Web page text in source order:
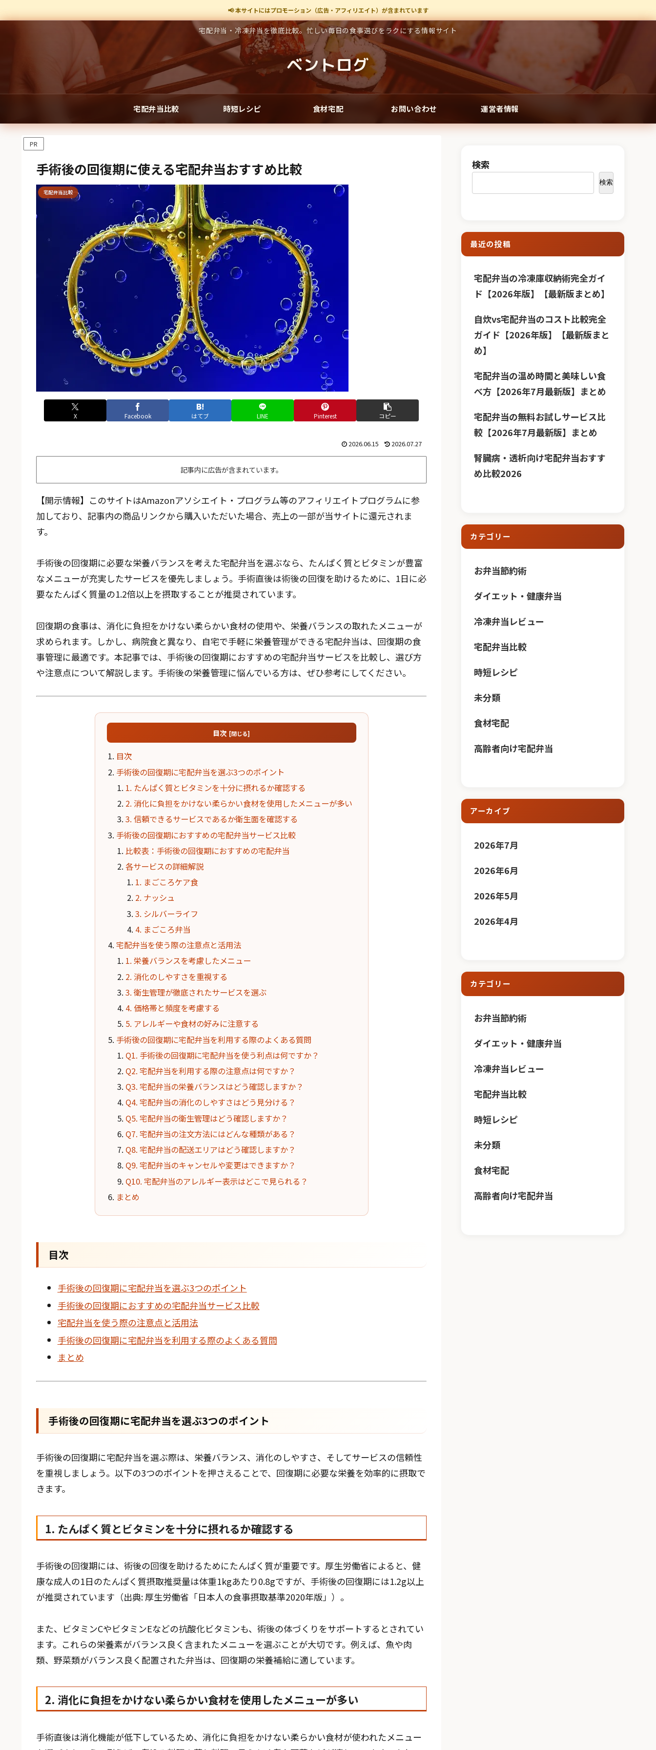
📢 本サイトにはプロモーション（広告・アフィリエイト）が含まれています
宅配弁当・冷凍弁当を徹底比較。忙しい毎日の食事選びをラクにする情報サイト
ベントログ
宅配弁当比較 時短レシピ 食材宅配 お問い合わせ 運営者情報
PR
手術後の回復期に使える宅配弁当おすすめ比較
宅配弁当比較
X Facebook はてブ LINE Pinterest コピー
2026.06.15 2026.07.27
記事内に広告が含まれています。
【開示情報】このサイトはAmazonアソシエイト・プログラム等のアフィリエイトプログラムに参
加しており、記事内の商品リンクから購入いただいた場合、売上の一部が当サイトに還元されま
す。
手術後の回復期に必要な栄養バランスを考えた宅配弁当を選ぶなら、たんぱく質とビタミンが豊富
なメニューが充実したサービスを優先しましょう。手術直後は術後の回復を助けるために、1日に必
要なたんぱく質量の1.2倍以上を摂取することが推奨されています。
回復期の食事は、消化に負担をかけない柔らかい食材の使用や、栄養バランスの取れたメニューが
求められます。しかし、病院食と異なり、自宅で手軽に栄養管理ができる宅配弁当は、回復期の食
事管理に最適です。本記事では、手術後の回復期におすすめの宅配弁当サービスを比較し、選び方
や注意点について解説します。手術後の栄養管理に悩んでいる方は、ぜひ参考にしてください。
目次
目次
手術後の回復期に宅配弁当を選ぶ3つのポイント
1. たんぱく質とビタミンを十分に摂れるか確認する
2. 消化に負担をかけない柔らかい食材を使用したメニューが多い
3. 信頼できるサービスであるか衛生面を確認する
手術後の回復期におすすめの宅配弁当サービス比較
比較表：手術後の回復期におすすめの宅配弁当
各サービスの詳細解説
1. まごころケア食
2. ナッシュ
3. シルバーライフ
4. まごころ弁当
宅配弁当を使う際の注意点と活用法
1. 栄養バランスを考慮したメニュー
2. 消化のしやすさを重視する
3. 衛生管理が徹底されたサービスを選ぶ
4. 価格帯と頻度を考慮する
5. アレルギーや食材の好みに注意する
手術後の回復期に宅配弁当を利用する際のよくある質問
Q1. 手術後の回復期に宅配弁当を使う利点は何ですか？
Q2. 宅配弁当を利用する際の注意点は何ですか？
Q3. 宅配弁当の栄養バランスはどう確認しますか？
Q4. 宅配弁当の消化のしやすさはどう見分ける？
Q5. 宅配弁当の衛生管理はどう確認しますか？
Q7. 宅配弁当の注文方法にはどんな種類がある？
Q8. 宅配弁当の配送エリアはどう確認しますか？
Q9. 宅配弁当のキャンセルや変更はできますか？
Q10. 宅配弁当のアレルギー表示はどこで見られる？
まとめ
目次
手術後の回復期に宅配弁当を選ぶ3つのポイント
手術後の回復期におすすめの宅配弁当サービス比較
宅配弁当を使う際の注意点と活用法
手術後の回復期に宅配弁当を利用する際のよくある質問
まとめ
手術後の回復期に宅配弁当を選ぶ3つのポイント
手術後の回復期に宅配弁当を選ぶ際は、栄養バランス、消化のしやすさ、そしてサービスの信頼性
を重視しましょう。以下の3つのポイントを押さえることで、回復期に必要な栄養を効率的に摂取で
きます。
1. たんぱく質とビタミンを十分に摂れるか確認する
手術後の回復期には、術後の回復を助けるためにたんぱく質が重要です。厚生労働省によると、健
康な成人の1日のたんぱく質摂取推奨量は体重1kgあたり0.8gですが、手術後の回復期には1.2g以上
が推奨されています（出典: 厚生労働省「日本人の食事摂取基準2020年版」）。
また、ビタミンCやビタミンEなどの抗酸化ビタミンも、術後の体づくりをサポートするとされてい
ます。これらの栄養素がバランス良く含まれたメニューを選ぶことが大切です。例えば、魚や肉
類、野菜類がバランス良く配置された弁当は、回復期の栄養補給に適しています。
2. 消化に負担をかけない柔らかい食材を使用したメニューが多い
手術直後は消化機能が低下しているため、消化に負担をかけない柔らかい食材が使われたメニュー
検索
検索
最近の投稿
宅配弁当の冷凍庫収納術完全ガイ
ド【2026年版】【最新版まとめ】
自炊vs宅配弁当のコスト比較完全
ガイド【2026年版】【最新版まと
め】
宅配弁当の温め時間と美味しい食
べ方【2026年7月最新版】まとめ
宅配弁当の無料お試しサービス比
較【2026年7月最新版】まとめ
腎臓病・透析向け宅配弁当おすす
め比較2026
カテゴリー
お弁当節約術
ダイエット・健康弁当
冷凍弁当レビュー
宅配弁当比較
時短レシピ
未分類
食材宅配
高齢者向け宅配弁当
アーカイブ
2026年7月
2026年6月
2026年5月
2026年4月
カテゴリー
お弁当節約術
ダイエット・健康弁当
冷凍弁当レビュー
宅配弁当比較
時短レシピ
未分類
食材宅配
高齢者向け宅配弁当